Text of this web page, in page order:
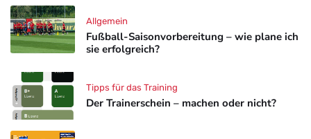
Fußball-Saisonvorbereitung – wie plane ich
sie erfolgreich?
Allgemein
Der Trainerschein – machen oder nicht?
Tipps für das Training